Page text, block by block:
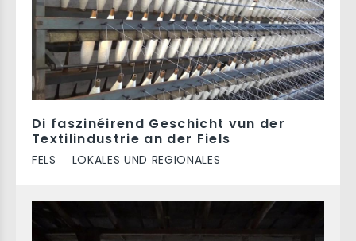
Di faszinéirend Geschicht vun der
Textilindustrie an der Fiels
FELS LOKALES UND REGIONALES